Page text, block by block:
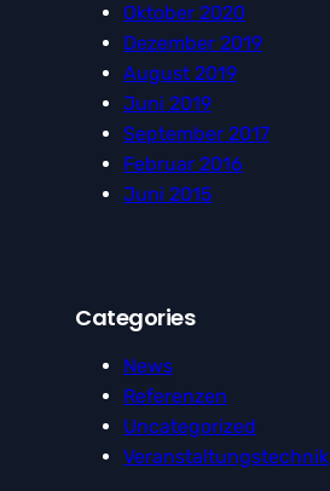
Oktober 2020
Dezember 2019
August 2019
Juni 2019
September 2017
Februar 2016
Juni 2015
Categories
News
Referenzen
Uncategorized
Veranstaltungstechnik